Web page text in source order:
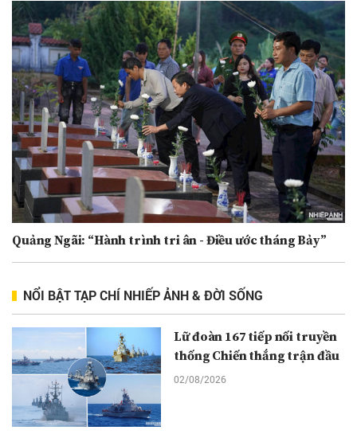
Quảng Ngãi: “Hành trình tri ân - Điều ước tháng Bảy”
NỔI BẬT TẠP CHÍ NHIẾP ẢNH & ĐỜI SỐNG
Lữ đoàn 167 tiếp nối truyền
thống Chiến thắng trận đầu
02/08/2026